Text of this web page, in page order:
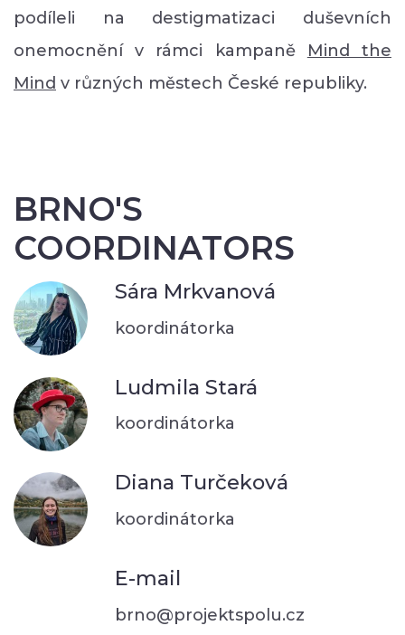
podíleli na destigmatizaci duševních
onemocnění v rámci kampaně Mind the
Mind v různých městech České republiky.
BRNO'S
COORDINATORS
Sára Mrkvanová
koordinátorka
Ludmila Stará
koordinátorka
Diana Turčeková
koordinátorka
E-mail
brno@projektspolu.cz